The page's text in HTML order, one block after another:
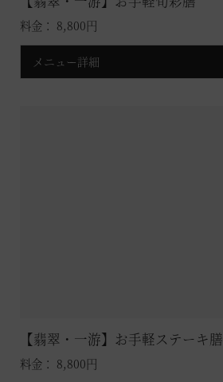
料金： 8,800円
メニュー詳細
【翡翠・一游】お手軽ステーキ膳
料金： 8,800円